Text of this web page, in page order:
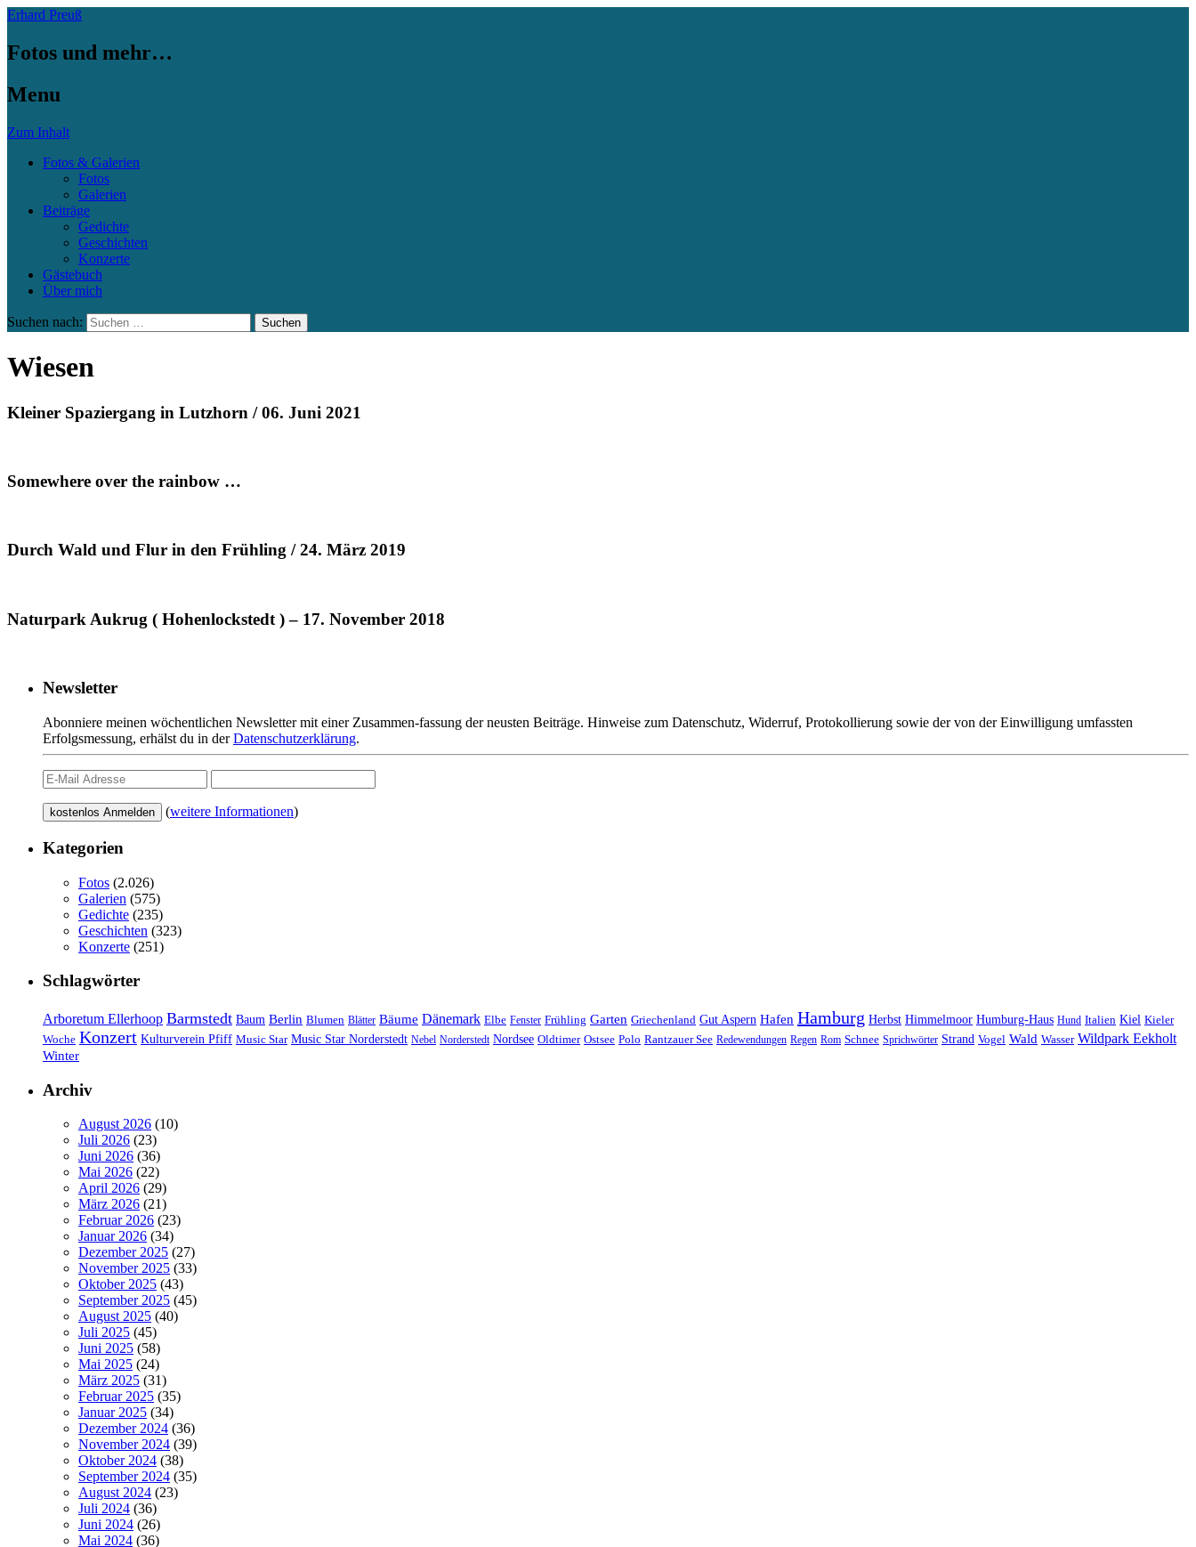
Erhard Preuß
Fotos und mehr…
Menu
Zum Inhalt
Fotos & Galerien
Fotos
Galerien
Beiträge
Gedichte
Geschichten
Konzerte
Gästebuch
Über mich
Suchen nach:
Wiesen
Kleiner Spaziergang in Lutzhorn / 06. Juni 2021
Somewhere over the rainbow …
Durch Wald und Flur in den Frühling / 24. März 2019
Naturpark Aukrug ( Hohenlockstedt ) – 17. November 2018
Newsletter
Abonniere meinen wöchentlichen Newsletter mit einer Zusammen-fassung der neusten Beiträge. Hinweise zum Datenschutz, Widerruf, Protokollierung sowie der von der Einwilligung umfassten
Erfolgsmessung, erhälst du in derDatenschutzerklärung.
(weitere Informationen)
Kategorien
Fotos (2.026)
Galerien (575)
Gedichte (235)
Geschichten (323)
Konzerte (251)
Schlagwörter
Arboretum Ellerhoop Barmstedt Baum Berlin Blumen Blätter Bäume Dänemark Elbe Fenster Frühling Garten Griechenland Gut Aspern Hafen Hamburg Herbst Himmelmoor Humburg-Haus Hund Italien Kiel Kieler
Woche Konzert Kulturverein Pfiff Music Star Music Star Norderstedt Nebel Norderstedt Nordsee Oldtimer Ostsee Polo Rantzauer See Redewendungen Regen Rom Schnee Sprichwörter Strand Vogel Wald Wasser Wildpark Eekholt
Winter
Archiv
August 2026 (10)
Juli 2026 (23)
Juni 2026 (36)
Mai 2026 (22)
April 2026 (29)
März 2026 (21)
Februar 2026 (23)
Januar 2026 (34)
Dezember 2025 (27)
November 2025 (33)
Oktober 2025 (43)
September 2025 (45)
August 2025 (40)
Juli 2025 (45)
Juni 2025 (58)
Mai 2025 (24)
März 2025 (31)
Februar 2025 (35)
Januar 2025 (34)
Dezember 2024 (36)
November 2024 (39)
Oktober 2024 (38)
September 2024 (35)
August 2024 (23)
Juli 2024 (36)
Juni 2024 (26)
Mai 2024 (36)